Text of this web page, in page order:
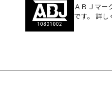
ＡＢＪマー
です。 詳